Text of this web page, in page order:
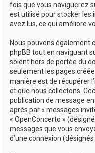
fois que vous naviguerez
est utilisé pour stocker les
avez lus, ce qui améliore
Nous pouvons également
phpBB tout en naviguant
soient hors de portée du
seulement les pages
manière est de récupérer
et que nous collectons.
publication de message
après par « messages
« OpenConcerto »
messages que vous
d’une connexion